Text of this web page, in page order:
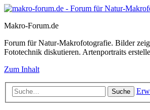
Makro-Forum.de
Forum für Natur-Makrofotografie. Bilder
Fototechnik diskutieren. Artenportraits
Zum Inhalt
Suche